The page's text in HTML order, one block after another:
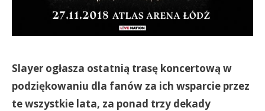
Slayer ogłasza ostatnią trasę koncertową w
podziękowaniu dla fanów za ich wsparcie przez
te wszystkie lata, za ponad trzy dekady